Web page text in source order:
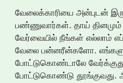
வேலைக்காரியை அன்புடன்
பண்ணுவார்கள். தாய் தினமும்
வேர்வையில் நீங்கள் எல்லாம்
வேலை பன்னரீன்களோ.
போட்டுகொண்டாலே வேர்க்குது.
போட்டுகொண்டு தூங்குவது.